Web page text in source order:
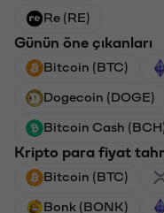
Re (RE)
Günün öne çıkanları
Bitcoin (BTC)
Dogecoin (DOGE)
Bitcoin Cash
Kripto para fiyat
Bitcoin (BTC)
Bonk (BONK)